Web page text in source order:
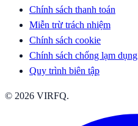
Chính sách thanh toán
Miễn trừ trách nhiệm
Chính sách cookie
Chính sách chống lạm dụng
Quy trình biên tập
© 2026 VIRFQ.